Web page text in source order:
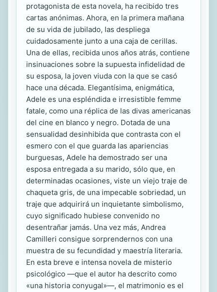
protagonista de esta novela, ha recibido tres
cartas anónimas. Ahora, en la primera mañana
de su vida de jubilado, las despliega
cuidadosamente junto a una caja de cerillas.
Una de ellas, recibida unos años atrás, contiene
insinuaciones sobre la supuesta infidelidad de
su esposa, la joven viuda con la que se casó
hace una década. Elegantísima, enigmática,
Adele es una espléndida e irresistible femme
fatale, como una réplica de las divas americanas
del cine en blanco y negro. Dotada de una
sensualidad desinhibida que contrasta con el
esmero con el que guarda las apariencias
burguesas, Adele ha demostrado ser una
esposa entregada a su marido, sólo que, en
determinadas ocasiones, viste un viejo traje de
chaqueta gris, de una impecable sobriedad, un
traje que adquirirá un inquietante simbolismo,
cuyo significado hubiese convenido no
desentrañar jamás. Una vez más, Andrea
Camilleri consigue sorprendernos con una
muestra de su fecundidad y maestría literaria.
En esta breve e intensa novela de misterio
psicológico ―que el autor ha descrito como
«una historia conyugal»―, el matrimonio es el